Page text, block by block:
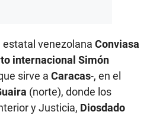
estatal venezolana Conviasa
internacional Simón
sirve a Caracas-, en el
(norte), donde los
y Justicia, Diosdado